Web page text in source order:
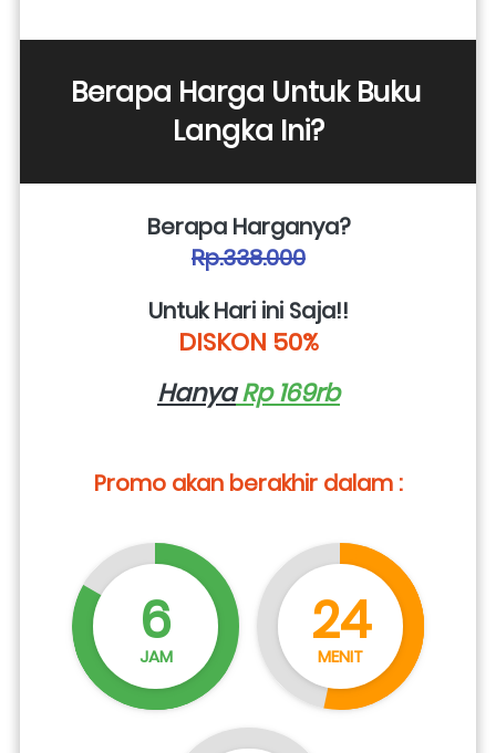
Berapa Harga Untuk Buku
Langka Ini?
Berapa Harganya?
Rp.338.000
Untuk Hari ini Saja!!
DISKON 50%
Hanya Rp 169rb
Promo akan berakhir dalam :
6
JAM
24
MENIT